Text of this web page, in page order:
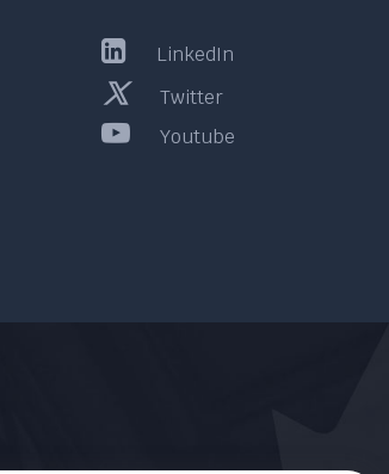
LinkedIn
Twitter
Youtube